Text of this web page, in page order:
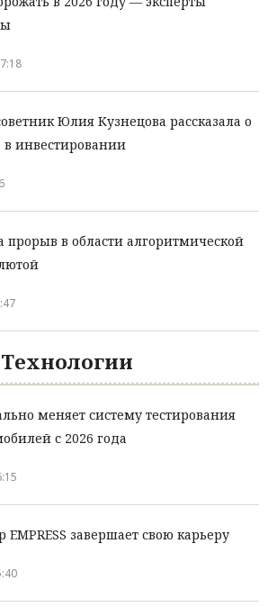
Юлия Кузнецова рассказала о
в инвестировании
прорыв в области алгоритмической
Технологии
меняет систему тестирования
с 2026 года
завершает свою карьеру